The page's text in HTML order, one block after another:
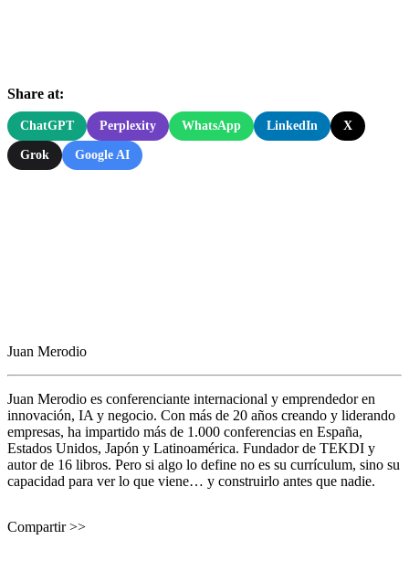
Share at:
ChatGPT Perplexity WhatsApp LinkedIn X
Grok Google AI
Juan Merodio
Juan Merodio es conferenciante internacional y emprendedor en
innovación, IA y negocio. Con más de 20 años creando y liderando
empresas, ha impartido más de 1.000 conferencias en España,
Estados Unidos, Japón y Latinoamérica. Fundador de TEKDI y
autor de 16 libros. Pero si algo lo define no es su currículum, sino su
capacidad para ver lo que viene… y construirlo antes que nadie.
Compartir >>